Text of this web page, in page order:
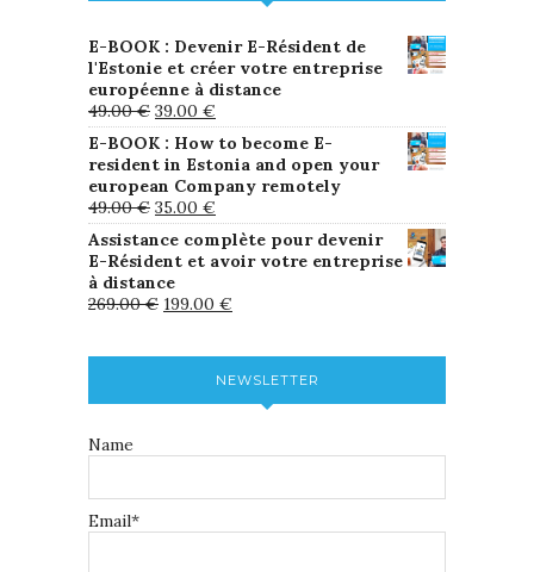
E-BOOK : Devenir E-Résident de
l'Estonie et créer votre entreprise
européenne à distance
49.00€ 39.00 €
E-BOOK : How to become E-
resident in Estonia and open your
european Company remotely
49.00€ 35.00 €
Assistance complète pour devenir
E-Résident et avoir votre entreprise
à distance
269.00€ 199.00 €
NEWSLETTER
Name
Email*